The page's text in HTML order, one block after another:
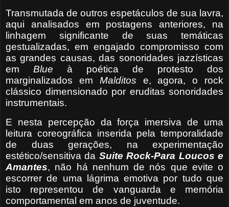
Transmutada de outros espetáculos de sua lavra,
aqui analisados em postagens anteriores, na
linhagem significante de suas temáticas
gestualizadas, em engajado compromisso com
as grandes causas, das sonoridades jazzísticas
em Blue à poética de protesto dos
marginalizados em Malditos e, agora, o rock
clássico dimensionado por eruditas sonoridades
instrumentais.
E nesta percepção da força imersiva de uma
leitura coreográfica inserida pela temporalidade
de duas gerações, na experimentação
estético/sensitiva da Suite Rock-Para Loucos e
Amantes, não há nenhum de nós que evite o
escorrer de uma lágrima emotiva por tudo que
isto representou de vanguarda e memória
comportamental em anos de juventude.